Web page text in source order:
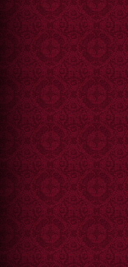
TARA
PIN: 242
2113
Ich kann nur sagen,
Energiebearbeitung
Jeden Cent wert.
Goldwert.